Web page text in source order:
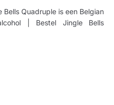
Bells Quadruple is een Belgian
| Bestel Jingle Bells